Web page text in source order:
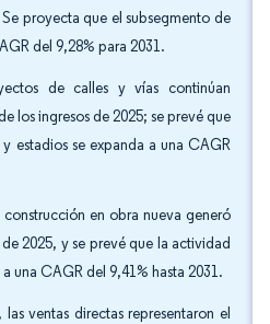
proyecta que el subsegmento de
del 9,28% para 2031.
de calles y vías continúan
los ingresos de 2025; se prevé que
estadios se expanda a una CAGR
en obra nueva generó
2025, y se prevé que la actividad
una CAGR del 9,41% hasta 2031.
ventas directas representaron el